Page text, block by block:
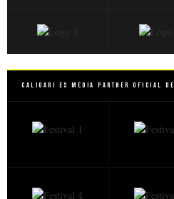
Caligari es Media Partner Oficial de